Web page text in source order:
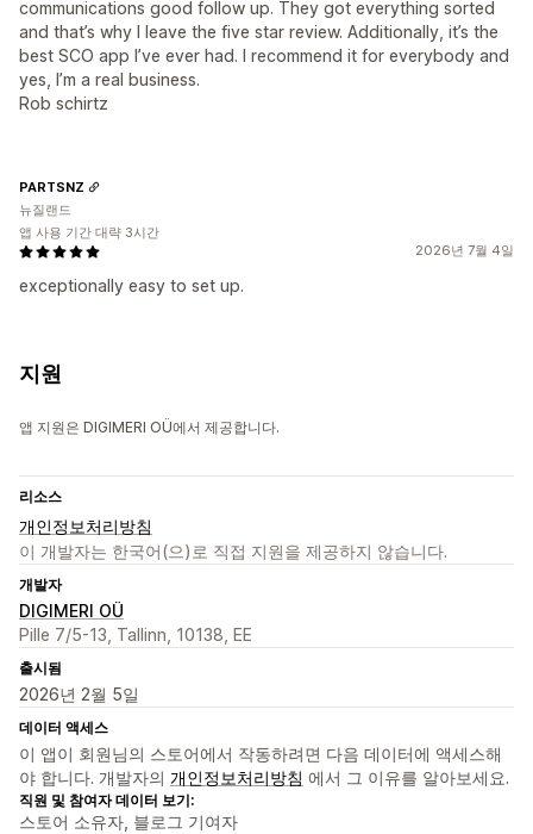
communications good follow up. They got everything sorted
and that’s why I leave the five star review. Additionally, it’s the
best SCO app I’ve ever had. I recommend it for everybody and
yes, I’m a real business.
Rob schirtz
2026년 7월 4일
exceptionally easy to set up.
PARTSNZ
뉴질랜드
앱 사용 기간 대략 3시간
지원
앱 지원은 DIGIMERI OÜ에서 제공합니다.
리소스
개인정보처리방침
이 개발자는 한국어(으)로 직접 지원을 제공하지 않습니다.
개발자
DIGIMERI OÜ
Pille 7/5-13, Tallinn, 10138, EE
출시됨
2026년 2월 5일
데이터 액세스
이 앱이 회원님의 스토어에서 작동하려면 다음 데이터에 액세스해
야 합니다. 개발자의 개인정보처리방침 에서 그 이유를 알아보세요.
직원 및 참여자 데이터 보기:
스토어 소유자, 블로그 기여자